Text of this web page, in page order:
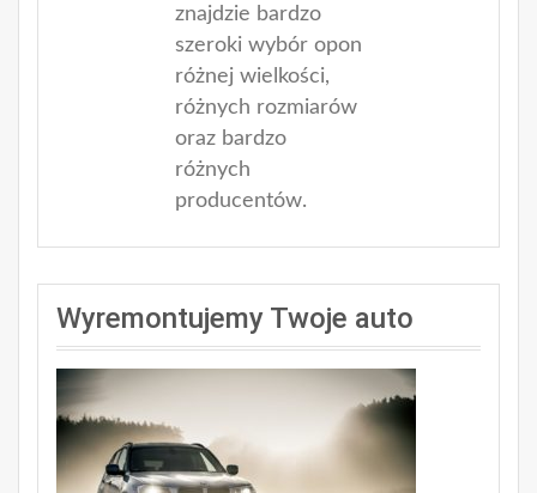
znajdzie bardzo
szeroki wybór opon
różnej wielkości,
różnych rozmiarów
oraz bardzo
różnych
producentów.
Wyremontujemy Twoje auto